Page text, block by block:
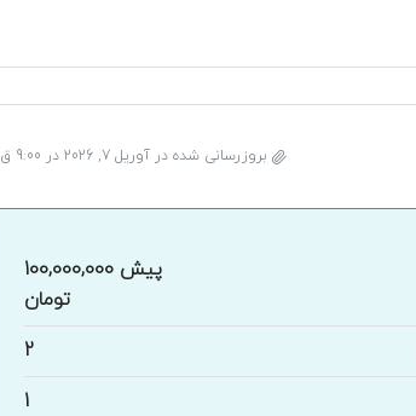
بروزرسانی شده در آوریل 7, 2026 در 9:00 ق.ظ
پیش 100,000,000
تومان
2
1